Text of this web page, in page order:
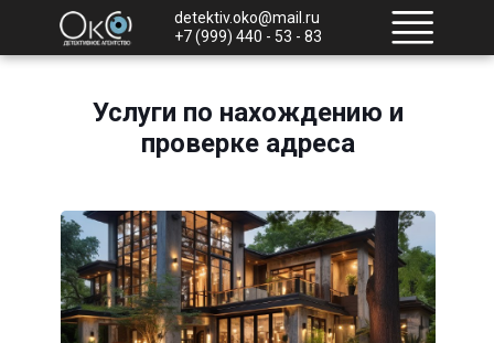
detektiv.oko@mail.ru
+7 (999) 440 - 53 - 83
Услуги по нахождению и
проверке адреса